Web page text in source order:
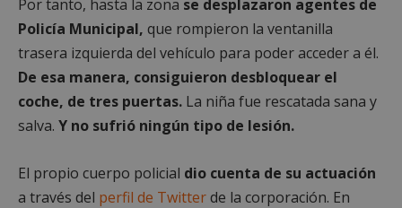
Por tanto, hasta la zona se desplazaron agentes de
Policía Municipal, que rompieron la ventanilla
trasera izquierda del vehículo para poder acceder a él.
De esa manera, consiguieron desbloquear el
coche, de tres puertas. La niña fue rescatada sana y
salva. Y no sufrió ningún tipo de lesión.
El propio cuerpo policial dio cuenta de su actuación
a través del perfil de Twitterde la corporación. En